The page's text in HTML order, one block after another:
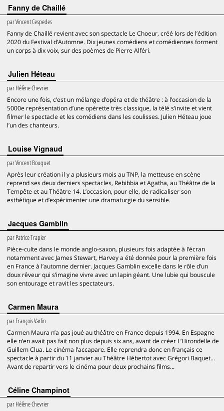
Fanny de Chaillé
parVincent Cespedes
Fanny de Chaillé revient avec son spectacle Le Choeur, créé lors de l’édition
2020 du Festival d’Automne. Dix jeunes comédiens et comédiennes forment
un corps à dix voix, sur des poèmes de Pierre Alféri.
Julien Héteau
parHélène Chevrier
Encore une fois, c’est un mélange d’opéra et de théâtre : à l’occasion de la
5000e représentation d’une opérette très classique, la télé s’invite et vient
filmer le spectacle et les comédiens dans les coulisses. Julien Héteau joue
l’un des chanteurs.
Louise Vignaud
parVincent Bouquet
Après leur création il y a plusieurs mois au TNP, la metteuse en scène
reprend ses deux derniers spectacles, Rebibbia et Agatha, au Théâtre de la
Tempête et au Théâtre 14. L’occasion, pour elle, de radicaliser son
esthétique et d’expérimenter une dramaturgie du sensible.
Jacques Gamblin
parPatrice Trapier
Pièce-culte dans le monde anglo-saxon, plusieurs fois adaptée à l’écran
notamment avec James Stewart, Harvey a été donnée pour la première fois
en France à l’automne dernier. Jacques Gamblin excelle dans le rôle d’un
doux rêveur qui s’imagine vivre avec un lapin géant. Une lubie qui bouscule
son entourage et ravit les spectateurs.
Carmen Maura
parFrançois Varlin
Carmen Maura n’a pas joué au théâtre en France depuis 1994. En Espagne
elle n’en avait pas fait non plus depuis six ans, avant de créer L’Hirondelle de
Guillem Clua. Le cinéma l’accapare. Elle reprendra donc en français ce
spectacle à partir du 11 janvier au Théâtre Hébertot avec Grégori Baquet...
Avant de repartir vers le cinéma pour deux prochains films...
Céline Champinot
parHélène Chevrier